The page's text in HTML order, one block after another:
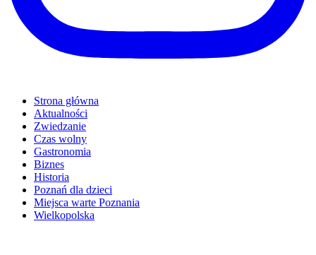
Strona główna
Aktualności
Zwiedzanie
Czas wolny
Gastronomia
Biznes
Historia
Poznań dla dzieci
Miejsca warte Poznania
Wielkopolska